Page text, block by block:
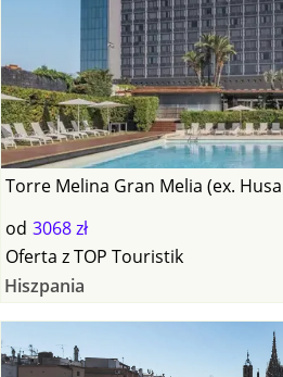
Torre Melina Gran Melia (ex.
od 3068 zł
Oferta zTOP Touristik
Hiszpania